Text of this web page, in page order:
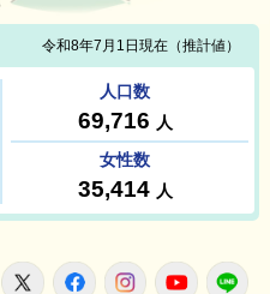
笠間市役所
X FacebookInstagram